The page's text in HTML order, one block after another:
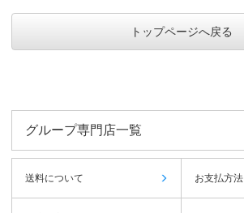
トップページへ戻る
グループ専門店一覧
送料について お支払方法